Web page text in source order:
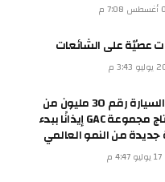
على الشائعات
خروج السيارة رقم 30 مليون من
خط إنتاج مجموعة GAC إيذانًا ببدء
النمو العالمي